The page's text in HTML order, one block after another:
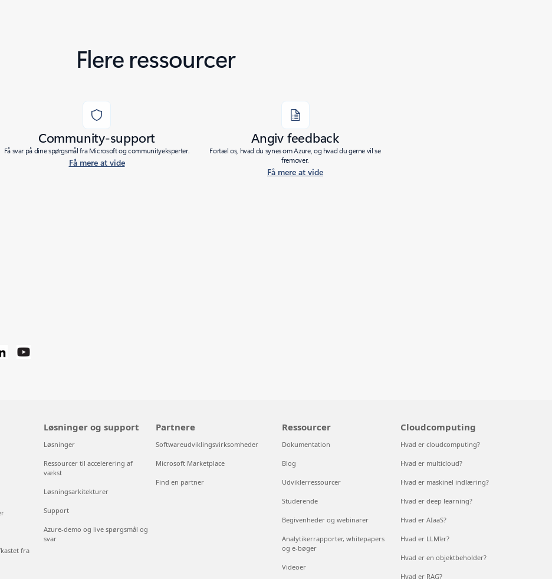
Flere ressourcer
Community-support
Få svar på dine spørgsmål fra Microsoft og communityeksperter.
Få mere at vide
Angiv feedback
Fortæl os, hvad du synes om Azure, og hvad du gerne vil se
fremover.
Få mere at vide
fra
Løsninger og support
Løsninger
Ressourcer til accelerering af
vækst
Løsningsarkitekturer
Support
Azure-demo og live spørgsmål og
svar
Partnere
Softwareudviklingsvirksomheder
Microsoft Marketplace
Find en partner
Ressourcer
Dokumentation
Blog
Udviklerressourcer
Studerende
Begivenheder og webinarer
Analytikerrapporter, whitepapers
og e-bøger
Videoer
Cloudcomputing
Hvad er cloudcomputing?
Hvad er multicloud?
Hvad er maskinel indlæring?
Hvad er deep learning?
Hvad er AIaaS?
Hvad er LLM'er?
Hvad er en objektbeholder?
Hvad er RAG?